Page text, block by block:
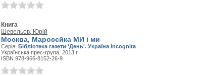
Книга
Шевельов, Юрій
Москва, Маросєйка МИ і ми
Серія: Бібліотека газети 'День'. Україна Incognita
Українська прес-група, 2013 г.
ISBN 978-966-8152-26-9